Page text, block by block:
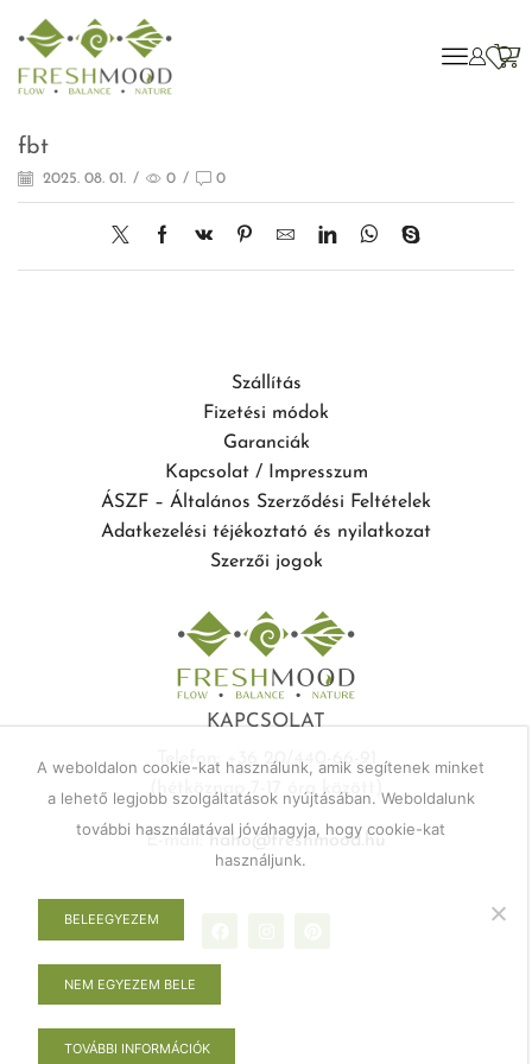
fbt
2025. 08. 01. / 0 / 0
Szállítás
Fizetési módok
Garanciák
Kapcsolat / Impresszum
ÁSZF – Általános Szerződési Feltételek
Adatkezelési téjékoztató és nyilatkozat
Szerzői jogok
KAPCSOLAT
Telefon: +36 20/440-66-91
(hétköznap 7-17 óra között)
E-mail:haho@freshmood.hu
A weboldalon cookie-kat használunk, amik segítenek minket
a lehető legjobb szolgáltatások nyújtásában. Weboldalunk
további használatával jóváhagyja, hogy cookie-kat
használjunk.
BELEEGYEZEM
NEM EGYEZEM BELE
TOVÁBBI INFORMÁCIÓK